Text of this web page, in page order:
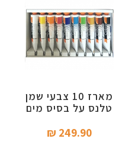
מארז 10 צבעי שמן
טלנס על בסיס מים
249.90 ₪‎